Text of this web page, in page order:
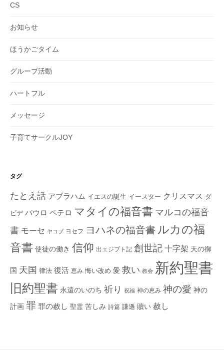
CS
お知らせ
ほうかごタイム
グループ活動
ハートフル
メッセージ
子育てサークルJOY
タグ
たとえ話 アブラハム イエスの誕生 イースター クリスマス ダ
ビデ パウロ ペテロ マタイの福音書 マルコの福音
書 モーセ ヤコブ ヨセフ ヨハネの福音書 ルカの福
音書 使徒の働き 信仰 出エジプト記 創世記 十字架 天の御
国 天国 律法 復活 恵み 悔い改め 愛 救い 教会 新約聖書
旧約聖書 永遠のいのち 祈り 祝福 神の恵み 神の愛 神の
計画 罪 罪の赦し 聖霊 苦しみ 詩篇 謙遜 贖い 赦し